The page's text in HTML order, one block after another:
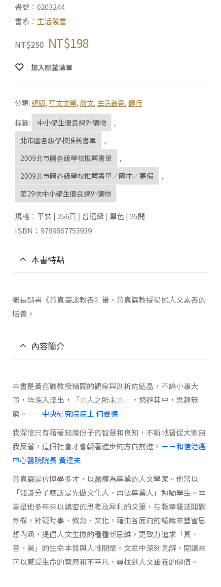
書號：0203244
書系： 生活叢書
NT$250 NT$198
加入願望清單
分類: 絕版, 華文文學, 散文, 生活叢書, 健行
標籤:
中小學生優良課外讀物
,
北市圖各級學校推薦書單
,
2009北市圖各級學校推薦書單
,
2009北市圖各級學校推薦書單／國中／寒假
,
第29次中小學生優良課外讀物
規格：平裝 | 256頁 | 普通級 | 單色 | 25開
ISBN：9789867753939
本書特點
繼長銷書《黃崑巖談教養》後，黃崑巖教授暢述人文素養的
培養。
內容簡介
本書是黃崑巖教授精闢的觀察與剖析的結晶，不論小事大
事，均深入淺出，「言人之所未言」，悠遊其中，樂趣無
窮。 －－中央研究院院士 何曼德
我深信只有藉著知識份子的智慧和良知，不斷地督促大家自
我反省，這個社會才會朝著進步的方向前進。 －－和信治癌
中心醫院院長 黃達夫
黃崑巖是位博學多才，以醫療為專業的人文學家。他常以
「知識分子應該是先做文化人，再做專業人」勉勵學生。本
書是他多年來以縝密的思考及犀利的文筆，在報章雜誌開闢
專欄，針砭時事、教育、文化，藉由各面向的認識來豐富思
想內涵，提倡人文生機的種種新思維，更致力追求「真、
善、美」的生命本質與人性關懷。文章中深刻見解，閱讀來
可以感受生命的寬廣和不平凡，尋找到人文涵養的價值。